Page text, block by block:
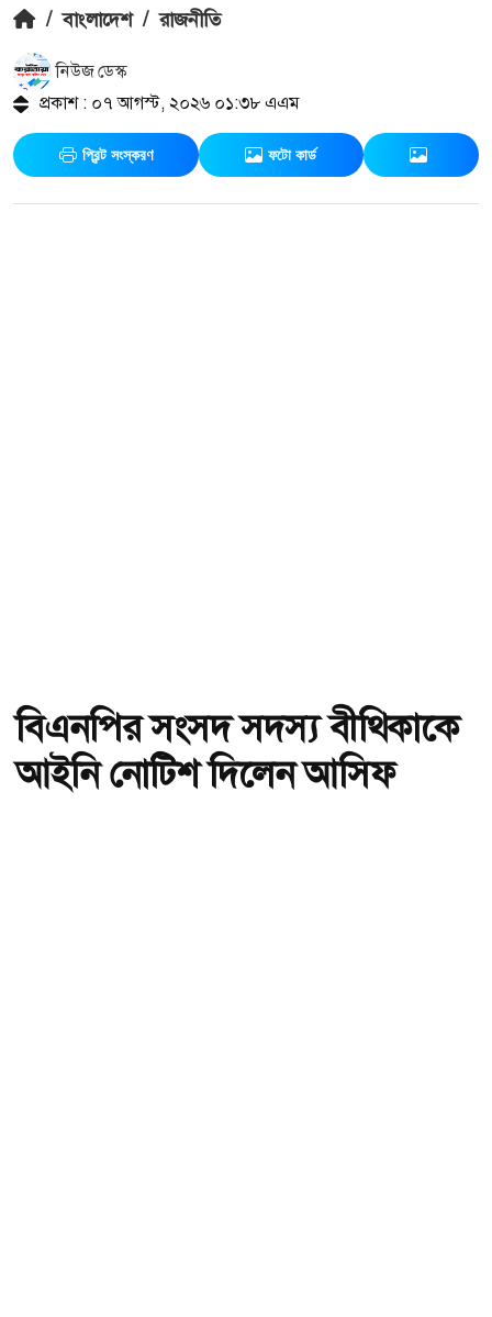
/ বাংলাদেশ / রাজনীতি
নিউজ ডেস্ক
প্রকাশ : ০৭ আগস্ট, ২০২৬ ০১:৩৮ এএম
প্রিন্ট সংস্করণ ফটো কার্ড
বিএনপির সংসদ সদস্য বীথিকাকে
আইনি নোটিশ দিলেন আসিফ